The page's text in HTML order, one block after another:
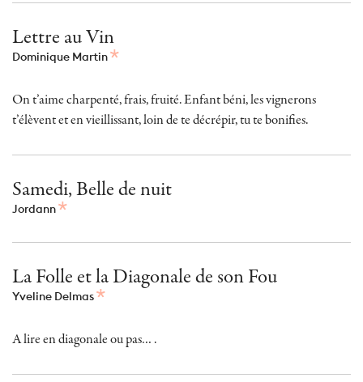
Lettre au Vin
Dominique Martin
On t’aime charpenté, frais, fruité. Enfant béni, les vignerons
t’élèvent et en vieillissant, loin de te décrépir, tu te bonifies.
Samedi, Belle de nuit
Jordann
La Folle et la Diagonale de son Fou
Yveline Delmas
A lire en diagonale ou pas… .